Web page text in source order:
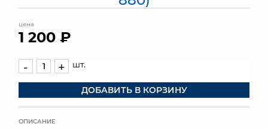
СУНДУКИ
ПОДАРОЧНЫЕ КАРТЫ
цена
1 200 ₽
- + шт.
ДОБАВИТЬ В КОРЗИНУ
ОПИСАНИЕ